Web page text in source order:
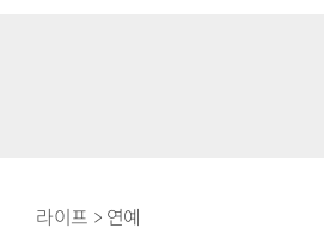
라이프 > 연예